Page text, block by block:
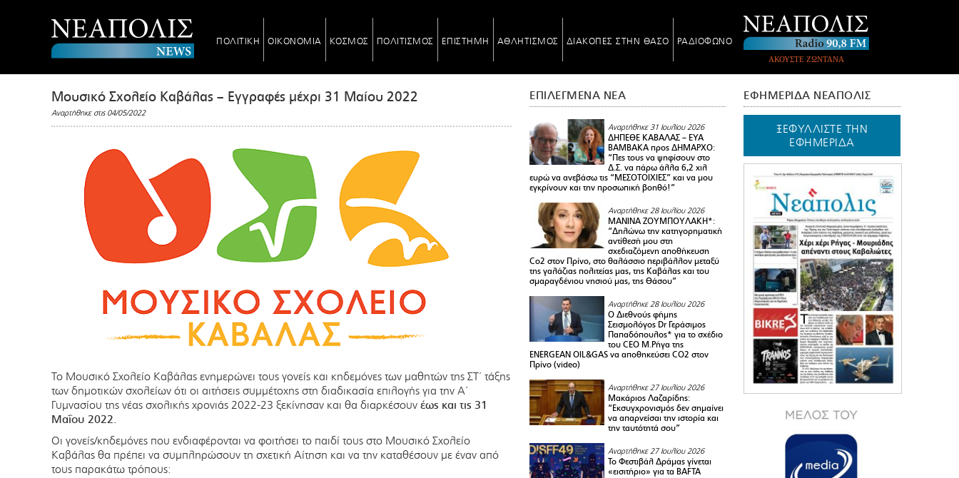
ΠΟΛΙΤΙΚΗ ΟΙΚΟΝΟΜΙΑ ΚΟΣΜΟΣ ΠΟΛΙΤΙΣΜΟΣ ΕΠΙΣΤΗΜΗ ΑΘΛΗΤΙΣΜΟΣ ΔΙΑΚΟΠΕΣ ΣΤΗΝ ΘΑΣΟ ΡΑΔΙΟΦΩΝΟ
ΑΚΟΥΣΤΕ ΖΩΝΤΑΝΑ
Moυσικό Σχολείο Καβάλας – Εγγραφές μέχρι 31 Μαίου 2022
Αναρτήθηκε στις 04/05/2022
Το Μουσικό Σχολείο Καβάλας ενημερώνει τους γονείς και κηδεμόνες των μαθητών της ΣΤ΄ τάξης
των δημοτικών σχολείων ότι οι αιτήσεις συμμέτοχης στη διαδικασία επιλογής για την Α΄
Γυμνασίου της νέας σχολικής χρονιάς 2022-23 ξεκίνησαν και θα διαρκέσουν έως και τις 31
Μαΐου 2022.
Οι γονείς/κηδεμόνες που ενδιαφέρονται να φοιτήσει το παιδί τους στο Μουσικό Σχολείο
Καβάλας θα πρέπει να συμπληρώσουν τη σχετική Αίτηση και να την καταθέσουν με έναν από
τους παρακάτω τρόπους:
ΕΠΙΛΕΓΜΕΝΑ ΝΕΑ
Αναρτήθηκε 31 Ιουλίου 2026
ΔΗΠΕΘΕ ΚΑΒΑΛΑΣ – ΕΥΑ
ΒΑΜΒΑΚΑ προς ΔΗΜΑΡΧΟ:
“Πες τους να ψηφίσουν στο
Δ.Σ. να πάρω άλλα 6,2 χιλ
ευρώ να ανεβάσω τις “ΜΕΣΟΤΟΙΧΙΕΣ” και να μου
εγκρίνουν και την προσωπική βοηθό!”
Αναρτήθηκε 28 Ιουλίου 2026
ΜΑΝΙΝΑ ΖΟΥΜΠΟΥΛΑΚΗ*:
“Δηλώνω την κατηγορηματική
αντίθεσή μου στη
σχεδιαζόμενη αποθήκευση
Co2 στον Πρίνο, στο θαλάσσιο περιβάλλον μεταξύ
της γαλάζιας πολιτείας μας, της Καβάλας και του
σμαραγδένιου νησιού μας, της Θάσου”
Αναρτήθηκε 28 Ιουλίου 2026
Ο Διεθνούς φήμης
Σεισμολόγος Dr Γεράσιμος
Παπαδόπουλος* για το σχέδιο
του CEO M.Ρήγα της
ENERGEAN OIL&GAS να αποθηκεύσει CO2 στον
Πρίνο (video)
Αναρτήθηκε 27 Ιουλίου 2026
Μακάριος Λαζαρίδης:
“Εκσυγχρονισμός δεν σημαίνει
να απαρνείσαι την ιστορία και
την ταυτότητά σου”
Αναρτήθηκε 27 Ιουλίου 2026
Το Φεστιβάλ Δράμας γίνεται
«εισιτήριο» για τα BAFTA
ΕΦΗΜΕΡΙΔΑ ΝΕΑΠΟΛΙΣ
ΞΕΦΥΛΛΙΣΤΕ ΤΗΝ
ΕΦΗΜΕΡΙΔΑ